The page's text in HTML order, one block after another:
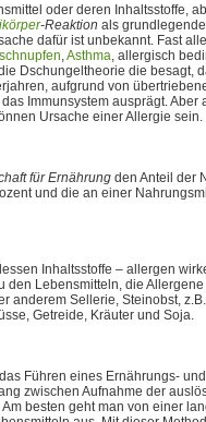
oder deren Inhaltsstoffe,
-Reaktion als
dafür ist unbekannt. Fast
,Asthma, allergisch
Dschungeltheorie die besagt,
aufgrund von
Immunsystem ausprägt. Aber
Ursache einer Allergie sein.
für Ernährung den Anteil der
und die an einer
Inhaltsstoffe – allergen
Lebensmitteln, die
anderem Sellerie, Steinobst,
Getreide, Kräuter und Soja.
Führen eines Ernährungs-
zwischen Aufnahme der
besten geht man von einer